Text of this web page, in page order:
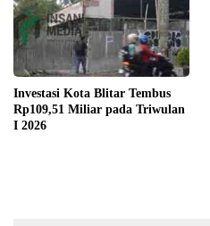
Investasi Kota Blitar Tembus
Rp109,51 Miliar pada Triwulan
I 2026